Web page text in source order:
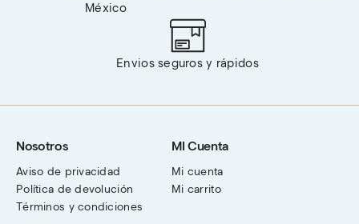
México
Envios seguros y rápidos
Nosotros
Aviso de privacidad
Política de devolución
Términos y condiciones
MI Cuenta
Mi cuenta
Mi carrito